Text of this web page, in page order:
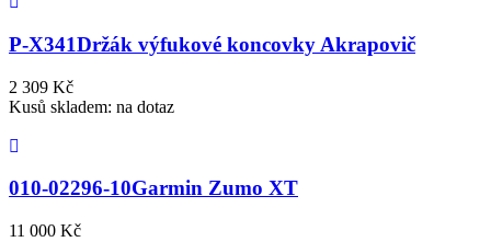
P-X341Držák výfukové koncovky Akrapovič
2 309 Kč
Kusů skladem: na dotaz
010-02296-10Garmin Zumo XT
11 000 Kč